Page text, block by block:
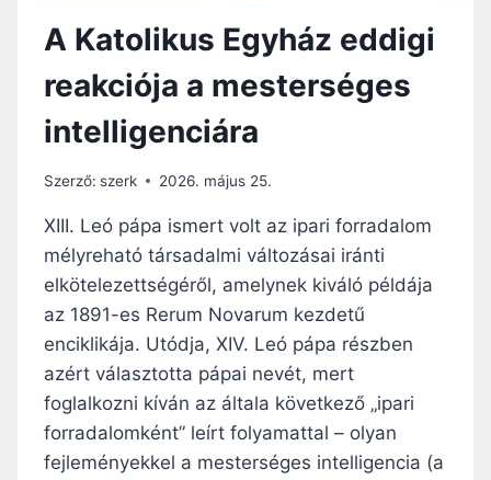
F
O
N
O
F
G
Y
E
M
E
Z
T
E
T
É
L
I
Á
A
B
E
U
T
A
T
Á
A
K
O
R
A
A Katolikus Egyház eddigi
reakciója a mesterséges
intelligenciára
Szerző: szerk 2026. május 25.
XIII. Leó pápa ismert volt az ipari forradalom
mélyreható társadalmi változásai iránti
elkötelezettségéről, amelynek kiváló példája
az 1891-es Rerum Novarum kezdetű
enciklikája. Utódja, XIV. Leó pápa részben
azért választotta pápai nevét, mert
foglalkozni kíván az általa következő „ipari
forradalomként” leírt folyamattal – olyan
fejleményekkel a mesterséges intelligencia (a